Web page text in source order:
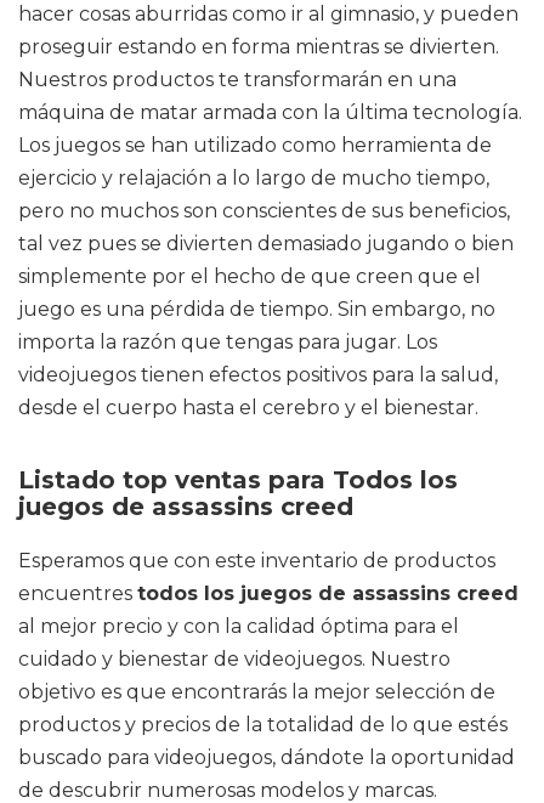
hacer cosas aburridas como ir al gimnasio, y pueden
proseguir estando en forma mientras se divierten.
Nuestros productos te transformarán en una
máquina de matar armada con la última tecnología.
Los juegos se han utilizado como herramienta de
ejercicio y relajación a lo largo de mucho tiempo,
pero no muchos son conscientes de sus beneficios,
tal vez pues se divierten demasiado jugando o bien
simplemente por el hecho de que creen que el
juego es una pérdida de tiempo. Sin embargo, no
importa la razón que tengas para jugar. Los
videojuegos tienen efectos positivos para la salud,
desde el cuerpo hasta el cerebro y el bienestar.
Listado top ventas para Todos los
juegos de assassins creed
Esperamos que con este inventario de productos
encuentres todos los juegos de assassins creed
al mejor precio y con la calidad óptima para el
cuidado y bienestar de videojuegos. Nuestro
objetivo es que encontrarás la mejor selección de
productos y precios de la totalidad de lo que estés
buscado para videojuegos, dándote la oportunidad
de descubrir numerosas modelos y marcas.